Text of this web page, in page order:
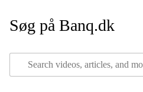
Søg på Banq.dk